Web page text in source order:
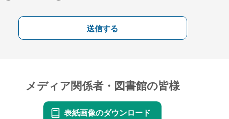
送信する
メディア関係者・図書館の皆様
表紙画像のダウンロード